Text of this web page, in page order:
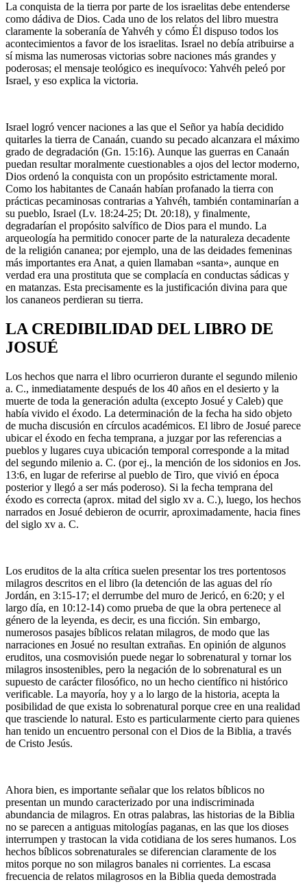
La conquista de la tierra por parte de los israelitas debe entenderse
como dádiva de Dios. Cada uno de los relatos del libro muestra
claramente la soberanía de Yahvéh y cómo Él dispuso todos los
acontecimientos a favor de los israelitas. Israel no debía atribuirse a
sí misma las numerosas victorias sobre naciones más grandes y
poderosas; el mensaje teológico es inequívoco: Yahvéh peleó por
Israel, y eso explica la victoria.
Israel logró vencer naciones a las que el Señor ya había decidido
quitarles la tierra de Canaán, cuando su pecado alcanzara el máximo
grado de degradación (Gn. 15:16). Aunque las guerras en Canaán
puedan resultar moralmente cuestionables a ojos del lector moderno,
Dios ordenó la conquista con un propósito estrictamente moral.
Como los habitantes de Canaán habían profanado la tierra con
prácticas pecaminosas contrarias a Yahvéh, también contaminarían a
su pueblo, Israel (Lv. 18:24-25; Dt. 20:18), y finalmente,
degradarían el propósito salvífico de Dios para el mundo. La
arqueología ha permitido conocer parte de la naturaleza decadente
de la religión cananea; por ejemplo, una de las deidades femeninas
más importantes era Anat, a quien llamaban «santa», aunque en
verdad era una prostituta que se complacía en conductas sádicas y
en matanzas. Esta precisamente es la justificación divina para que
los cananeos perdieran su tierra.
LA CREDIBILIDAD DEL LIBRO DE
JOSUÉ
Los hechos que narra el libro ocurrieron durante el segundo milenio
a. C., inmediatamente después de los 40 años en el desierto y la
muerte de toda la generación adulta (excepto Josué y Caleb) que
había vivido el éxodo. La determinación de la fecha ha sido objeto
de mucha discusión en círculos académicos. El libro de Josué parece
ubicar el éxodo en fecha temprana, a juzgar por las referencias a
pueblos y lugares cuya ubicación temporal corresponde a la mitad
del segundo milenio a. C. (por ej., la mención de los sidonios en Jos.
13:6, en lugar de referirse al pueblo de Tiro, que vivió en época
posterior y llegó a ser más poderoso). Si la fecha temprana del
éxodo es correcta (aprox. mitad del siglo xv a. C.), luego, los hechos
narrados en Josué debieron de ocurrir, aproximadamente, hacia fines
del siglo xv a. C.
Los eruditos de la alta crítica suelen presentar los tres portentosos
milagros descritos en el libro (la detención de las aguas del río
Jordán, en 3:15-17; el derrumbe del muro de Jericó, en 6:20; y el
largo día, en 10:12-14) como prueba de que la obra pertenece al
género de la leyenda, es decir, es una ficción. Sin embargo,
numerosos pasajes bíblicos relatan milagros, de modo que las
narraciones en Josué no resultan extrañas. En opinión de algunos
eruditos, una cosmovisión puede negar lo sobrenatural y tornar los
milagros insostenibles, pero la negación de lo sobrenatural es un
supuesto de carácter filosófico, no un hecho científico ni histórico
verificable. La mayoría, hoy y a lo largo de la historia, acepta la
posibilidad de que exista lo sobrenatural porque cree en una realidad
que trasciende lo natural. Esto es particularmente cierto para quienes
han tenido un encuentro personal con el Dios de la Biblia, a través
de Cristo Jesús.
Ahora bien, es importante señalar que los relatos bíblicos no
presentan un mundo caracterizado por una indiscriminada
abundancia de milagros. En otras palabras, las historias de la Biblia
no se parecen a antiguas mitologías paganas, en las que los dioses
interrumpen y trastocan la vida cotidiana de los seres humanos. Los
hechos bíblicos sobrenaturales se diferencian claramente de los
mitos porque no son milagros banales ni corrientes. La escasa
frecuencia de relatos milagrosos en la Biblia queda demostrada